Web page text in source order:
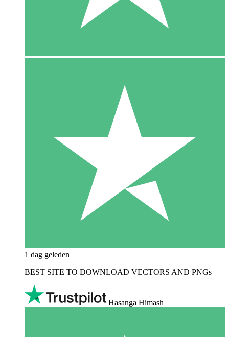
1 dag geleden
BEST SITE TO DOWNLOAD VECTORS AND PNGs
Hasanga Himash